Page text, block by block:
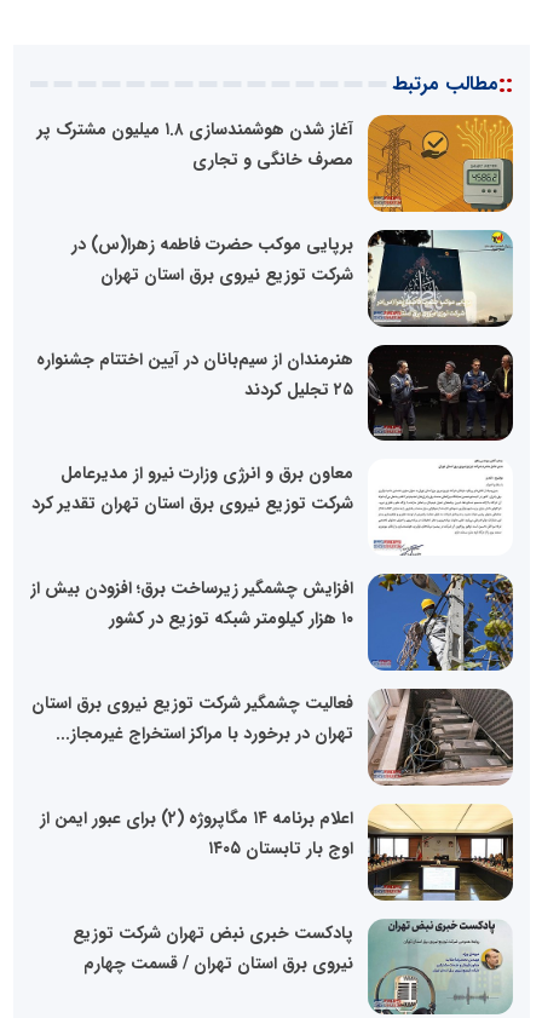
::مطالب مرتبط
آغاز شدن هوشمندسازی ۱.۸ میلیون مشترک پر
مصرف خانگی و تجاری
برپایی موکب حضرت فاطمه زهرا(س) در
شرکت توزیع نیروی برق استان تهران
هنرمندان از سیم‌بانان در آیین اختتام جشنواره
۲۵ تجلیل کردند
معاون برق و انرژی وزارت نیرو از مدیرعامل
شرکت توزیع نیروی برق استان تهران تقدیر کرد
افزایش چشمگیر زیرساخت برق؛ افزودن بیش از
۱۰ هزار کیلومتر شبکه توزیع در کشور
فعالیت چشمگیر شرکت توزیع نیروی برق استان
تهران در برخورد با مراکز استخراج غیرمجاز...
اعلام برنامه ۱۴ مگاپروژه (۲) برای عبور ایمن از
اوج بار تابستان ۱۴۰۵
پادکست خبری نبض تهران شرکت توزیع
نیروی برق استان تهران / قسمت چهارم